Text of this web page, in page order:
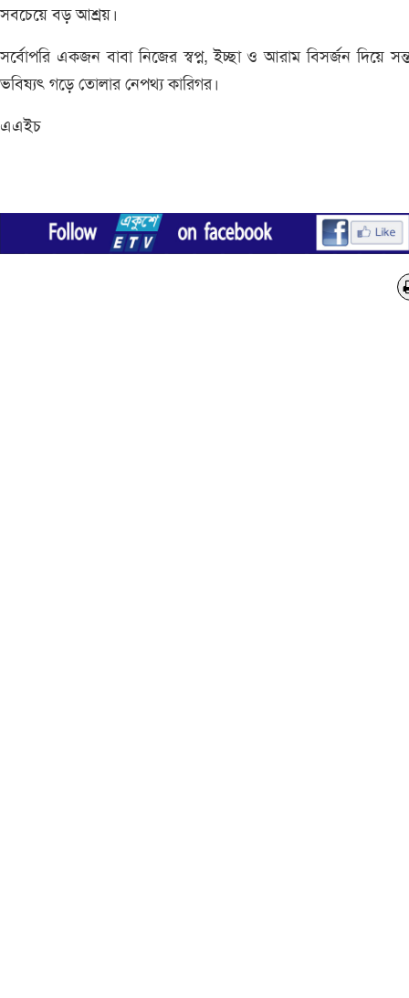
সবচেয়ে বড় আশ্রয়।
সর্বোপরি একজন বাবা নিজের স্বপ্ন, ইচ্ছা ও আরাম বিসর্জন দিয়ে
ভবিষ্যৎ গড়ে তোলার নেপথ্য কারিগর।
এএইচ